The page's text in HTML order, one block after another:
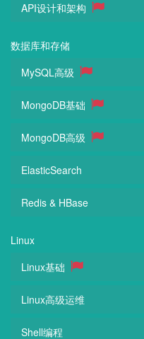
API设计和架构
数据库和存储
MySQL高级
MongoDB基础
MongoDB高级
ElasticSearch
Redis & HBase
Linux
Linux基础
Linux高级运维
Shell编程